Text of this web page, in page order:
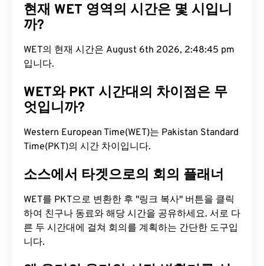
현재 WET 영역의 시간은 몇 시입니
까?
WET의 현재 시간은 August 6th 2026, 2:48:46 pm
입니다.
WET와 PKT 시간대의 차이점은 무
엇입니까?
Western European Time(WET)는 Pakistan Standard
Time(PKT)의 시간 차이입니다.
소스에서 타겟으로의 회의 플래너
WET를 PKT으로 변환한 후 "링크 복사" 버튼을 클릭
하여 친구나 동료와 해당 시간을 공유하세요. 서로 다
른 두 시간대에 걸쳐 회의를 계획하는 간단한 도구입
니다.